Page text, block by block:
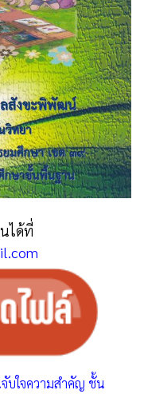
ได้ที่
บใจความสำคัญ ชั้น